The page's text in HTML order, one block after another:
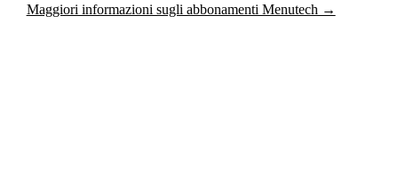
Maggiori informazioni sugli abbonamenti Menutech →